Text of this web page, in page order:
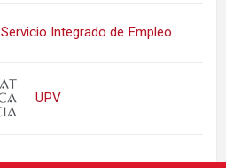
Servicio Integrado de Empleo
UPV